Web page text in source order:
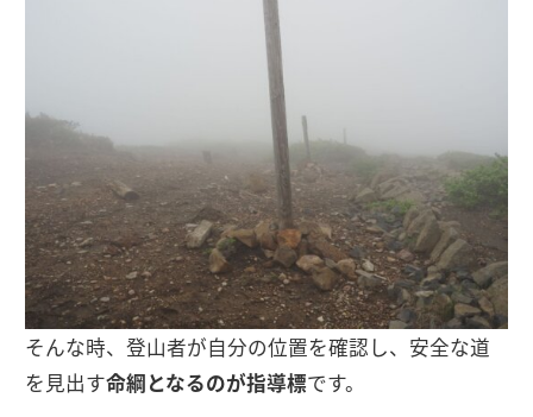
そんな時、登山者が自分の位置を確認し、安全な道
を見出す命綱となるのが指導標です。